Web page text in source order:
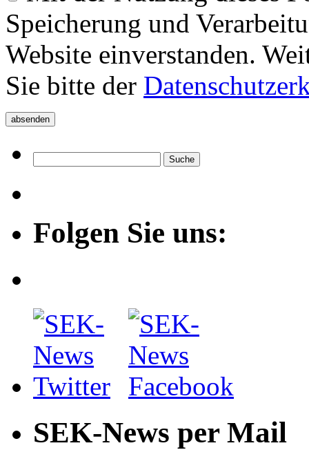
Speicherung und
Website einverstanden.
Sie bitte der
Folgen Sie uns:
SEK-News per Mail